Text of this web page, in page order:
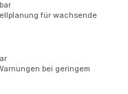
für wachsende
bei geringem